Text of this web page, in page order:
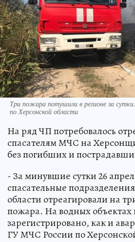
Три пожара потушили в регионе за
по Херсонской области
На ряд ЧП потребовалось
спасателям МЧС на
без погибших и
- За минувшие сутки 26
спасательные
области отреагировали на
пожара. На водных
зарегистрировано, как и
ГУ МЧС России по